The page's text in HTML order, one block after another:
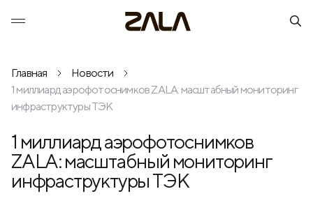
Главная
Новости
1 миллиард аэрофотоснимков ZALA: масштабный мониторинг
инфраструктуры ТЭК
1 миллиард аэрофотоснимков
ZALA: масштабный мониторинг
инфраструктуры ТЭК